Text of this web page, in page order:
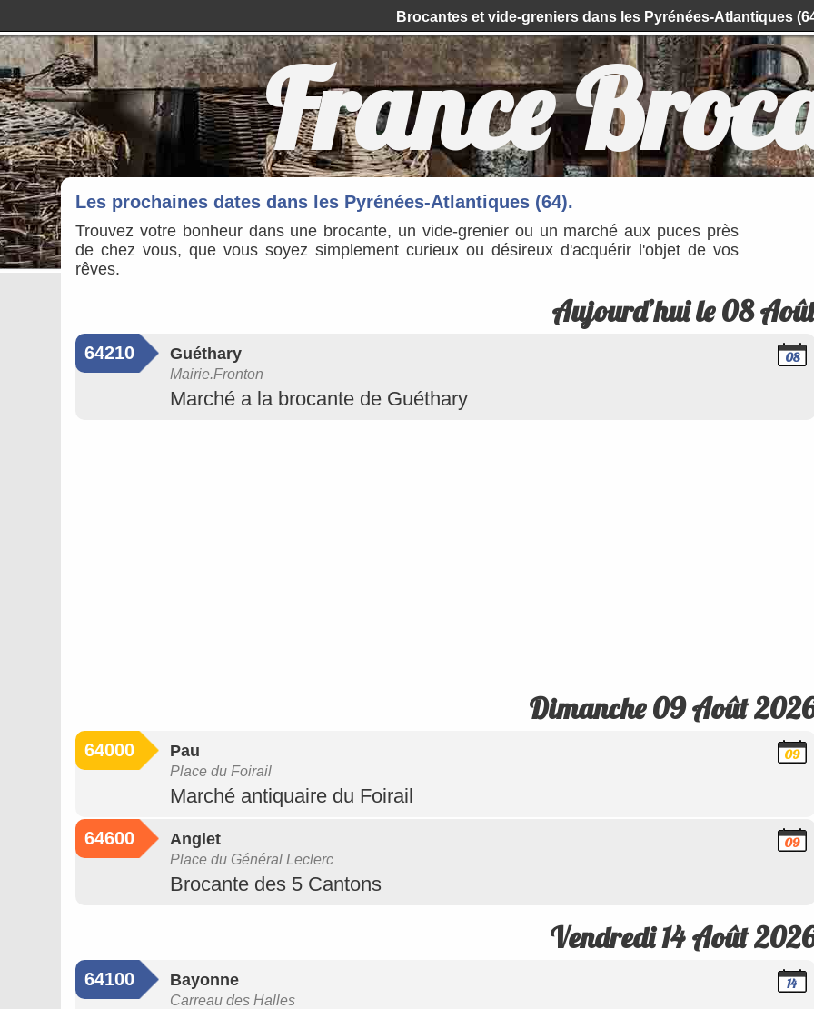
Brocantes et vide-greniers dans les Pyrénées-Atlantiques
France
Les prochaines dates dans les Pyrénées-Atlantiques (64).
Trouvez votre bonheur dans une brocante, un vide-grenier ou un marché aux puces près
de chez vous, que vous soyez simplement curieux ou désireux d'acquérir l'objet de vos
rêves.
Aujourd’hui le 08
64210 Guéthary
Mairie.Fronton
Marché a la brocante de Guéthary
08
Dimanche 09 Août
64000 Pau
Place du Foirail
Marché antiquaire du Foirail
09
64600 Anglet
Place du Général Leclerc
Brocante des 5 Cantons
09
Vendredi 14 Août
64100 Bayonne
Carreau des Halles
14